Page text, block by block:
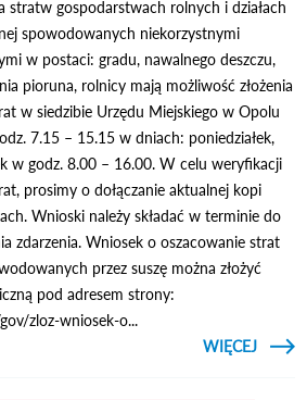
stratw gospodarstwach rolnych i działach
spowodowanych niekorzystnymi
w postaci: gradu, nawalnego deszczu,
pioruna, rolnicy mają możliwość złożenia
w siedzibie Urzędu Miejskiego w Opolu
7.15 – 15.15 w dniach: poniedziałek,
w godz. 8.00 – 16.00. W celu weryfikacji
prosimy o dołączanie aktualnej kopi
Wnioski należy składać w terminie do
zdarzenia. Wniosek o oszacowanie strat
przez suszę można złożyć
pod adresem strony:
zloz-wniosek-o...
CZYTAJ
WIĘCEJ